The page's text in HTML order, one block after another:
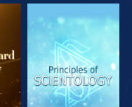
VERKEN DE
SERIE